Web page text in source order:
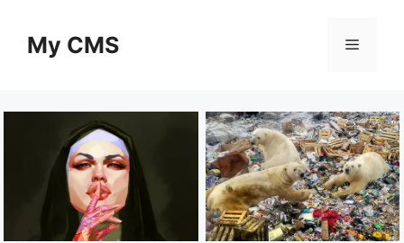
contentMy CMS Menu